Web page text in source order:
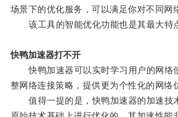
场景下的优化服务，可以满足你对不同网
该工具的智能优化功能也是其最大特
快鸭加速器打不开
快鸭加速器可以实时学习用户的网络
整网络连接策略，提供更为个性化的网络
值得一提的是，快鸭加速器的加速技